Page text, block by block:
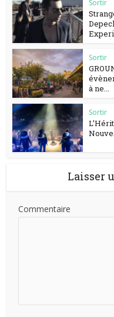
Sortir
Sortir
à ne...
Sortir
Laisser
Commentaire